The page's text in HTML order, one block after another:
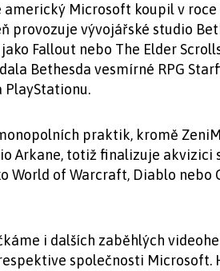
Microsoft koupil v roce
provozuje vývojářské studio
Fallout nebo The Elder
Bethesda vesmírné RPG
praktik, kromě
Arkane, totiž finalizuje akvizici
World of Warcraft, Diablo nebo
i dalších zaběhlých
společnosti Microsoft.